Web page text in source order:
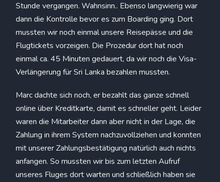
Stunde vergangen. Wahnsinn.. Ebenso langwierig war
dann die Kontrolle bevor es zum Boarding ging. Dort
mussten wir noch einmal unsere Reisepässe und die
Flugtickets vorzeigen. Die Prozedur dort hat noch
einmal ca. 45 Minuten gedauert, da wir noch die Visa-
Verlängerung für Sri Lanka bezahlen mussten.
Marc dachte sich noch, er bezahlt das ganze schnell
online über Kreditkarte, damit es schneller geht. Leider
waren die Mitarbeiter dann aber nicht in der Lage, die
Zahlung in ihrem System nachzuvollziehen und konnten
mit unserer Zahlungsbestätigung natürlich auch nichts
anfangen. So mussten wir bis zum letzten Aufruf
unseres Fluges dort warten und schließlich haben sie